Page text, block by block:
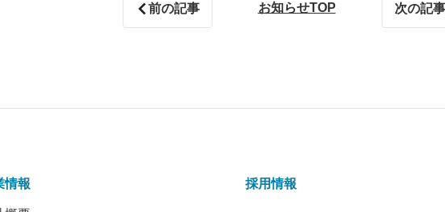
前の記事 お知らせTOP 次の記事
情報 採用情報